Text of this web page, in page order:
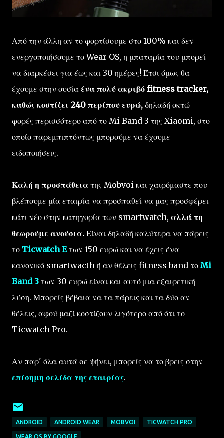
Από την άλλη αν το φορτίσουμε στο 100% και δεν
ενεργοποιήσουμε το Wear OS, η μπαταρία του μπορεί
να διαρκέσει για έως και 30 ημέρες! Έτσι όμως θα
έχουμε στην ουσία ένα πολύ ακριβό fitness tracker,
καθώς κοστίζει 240 περίπου ευρώ, δηλαδή οκτώ
φορές περισσότερο από το Mi Band 3 της Xiaomi, στο
οποίο παρεμπιπτόντως μπορούμε να έχουμε
ειδοποιήσεις.
Καλή η προσπάθεια της Mobvoi και χαιρόμαστε που
βλέπουμε μία εταιρία να προσπαθεί να μας προσφέρει
κάτι νέο στην κατηγορία των smartwatch, αλλά τη
θεωρούμε ανούσια. Είναι δηλαδή καλύτερα να πάρεις
το Ticwatch Eτων 150 ευρώ και να έχεις ένα
κανονικό smartwacth ή αν θέλεις fitness band το Mi
Band 3 των 30 ευρώ είναι και αυτό μια εξαιρετική
λύση. Μπορείς βέβαια να τα πάρεις και τα δύο αν
θέλεις, αφού μαζί κοστίζουν λιγότερο από ότι το
Ticwatch Pro.
Αν παρ' όλα αυτά σε ψήνει, μπορείς να το βρεις στην
επίσημη σελίδα της εταιρίας.
ANDROID ANDROID WEAR MOBVOI TICWATCH PRO
WEAR OS BY GOOGLE